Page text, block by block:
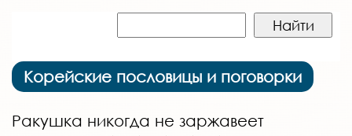
Корейские пословицы и поговорки
Ракушка никогда не заржавеет